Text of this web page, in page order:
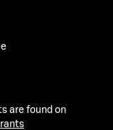
are found on